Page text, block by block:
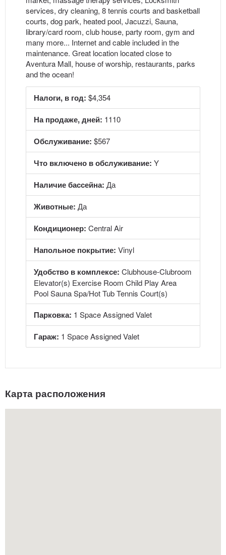
services, dry cleaning, 8 tennis courts and basketball
courts, dog park, heated pool, Jacuzzi, Sauna,
library/card room, club house, party room, gym and
many more... Internet and cable included in the
maintenance. Great location located close to
Aventura Mall, house of worship, restaurants, parks
and the ocean!
Налоги, в год: $4,354
На продаже, дней: 1110
Обслуживание: $567
Что включено в обслуживание: Y
Наличие бассейна: Да
Животные: Да
Кондиционер: Central Air
Напольное покрытие: Vinyl
Удобство в комплексе: Clubhouse-Clubroom
Elevator(s) Exercise Room Child Play Area
Pool Sauna Spa/Hot Tub Tennis Court(s)
Парковка: 1 Space Assigned Valet
Гараж: 1 Space Assigned Valet
Карта расположения